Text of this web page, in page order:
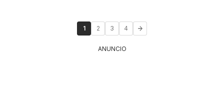
1 2 3 4
ANUNCIO